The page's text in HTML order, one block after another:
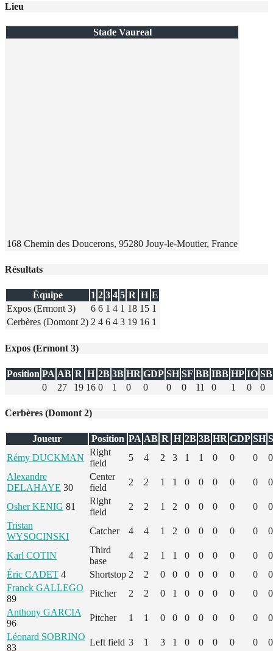
Lieu
Stade Vaureal
168 Chemin des Doucerons, 95280 Jouy-le-Moutier, France
Résultats
Équipe 1 2 3 4 5 R H E
Expos (Ermont 3)
6 6 1 4 1 18 15 1
Cerbères (Domont 2) 2 4 6 4 3 19 16 1
Expos (Ermont 3)
Position PA AB R H 2B 3B HR GDP SH SF BB IBB HP IO SB
0
27 19 16 0 1 0 0 0 0 11 0 1 0 0
Cerbères (Domont 2)
Joueur Position PA AB R H 2B 3B HR GDP SH
Rémy DUCKMAN
Right
field
5 4 2 3 1 1 0 0 0
0
Alexandre
DELAHAYE 30
Center
field
2 2 1 1 0 0 0 0 0 0
Osher KENIG 81
Right
field
2 2 1 2 0 0 0 0 0
0
Tristan
WYSOCINSKI
Catcher 4 4 1 2 0 0 0 0 0 0
Karl COTIN
Third
base
4 2 1 1 0 0 0 0 0
0
Éric CADET 4 Shortstop 2 2 0 0 0 0 0 0 0
0
Franck GALLEGO
89
Pitcher 2 2 0 1 0 0 0 0 0
0
Anthony GARCIA
96
Pitcher 1 1 0 0 0 0 0 0 0
0
Léonard SOBRINO
83
Left field 3 1 3 1 0 0 0 0 0 0